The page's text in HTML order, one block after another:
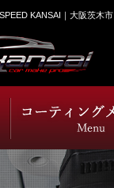
KANSAI｜大阪茨木市